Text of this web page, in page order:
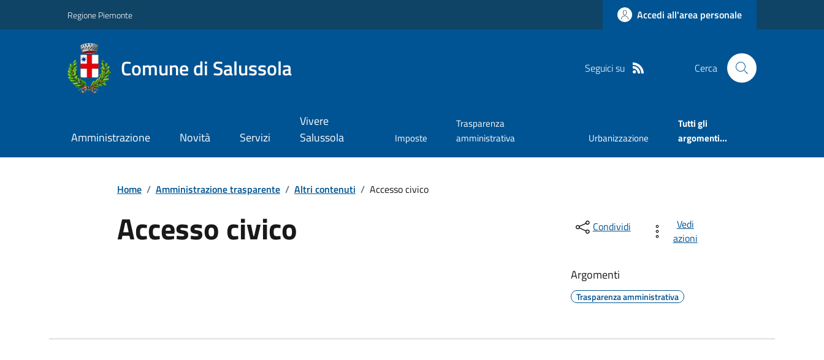
Regione Piemonte Accedi all'area personale
Comune di Salussola Seguici su Cerca
Amministrazione Novità Servizi
Vivere
Salussola
Imposte
Trasparenza
amministrativa
Urbanizzazione
Tutti gli
argomenti...
Home / Amministrazione trasparente / Altri contenuti / Accesso civico
Accesso civico Condividi
Vedi
azioni
Argomenti
Trasparenza amministrativa